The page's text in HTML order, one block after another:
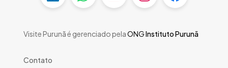
Visite Purunã é gerenciado pelaONGInstituto Purunã
Contato